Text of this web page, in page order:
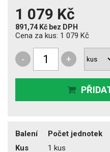
1 079 Kč
891,74 Kč bez DPH
Cena za kus: 1 079 Kč
- +
Balení Počet jednotek
Kus
1 kus